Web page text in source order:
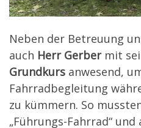
Neben der Betreuung
auch Herr Gerbermit
Grundkurs anwesend,
Fahrradbegleitung
zu kümmern. So
„Führungs-Fahrrad“